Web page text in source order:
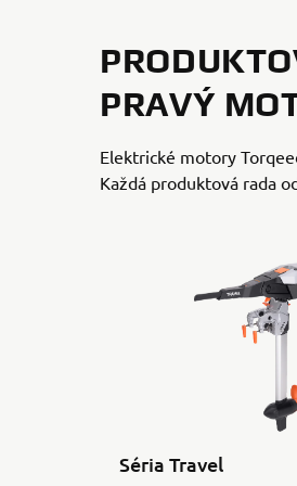
PRAVÝ
Elektrické motory
Každá produktová rada
Séria Travel